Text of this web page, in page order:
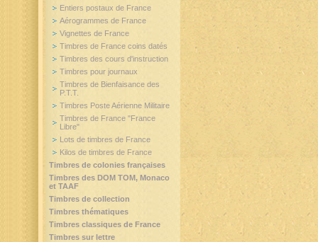
Entiers postaux de France
Aérogrammes de France
Vignettes de France
Timbres de France coins datés
Timbres des cours d'instruction
Timbres pour journaux
Timbres de Bienfaisance des
P.T.T.
Timbres Poste Aérienne Militaire
Timbres de France "France
Libre"
Lots de timbres de France
Kilos de timbres de France
Timbres de colonies françaises
Timbres des DOM TOM, Monaco
et TAAF
Timbres de collection
Timbres thématiques
Timbres classiques de France
Timbres sur lettre